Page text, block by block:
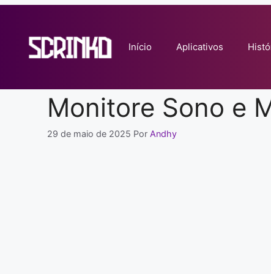
conteúdo
Início Aplicativos
Monitore Sono e
29 de maio de 2025 Por Andhy